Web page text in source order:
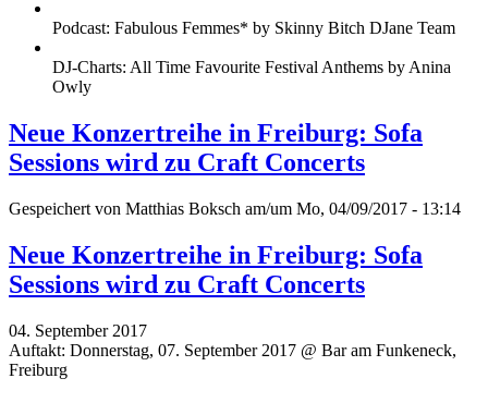
Podcast: Fabulous Femmes* by Skinny Bitch DJane Team
DJ-Charts: All Time Favourite Festival Anthems by Anina
Owly
Neue Konzertreihe in Freiburg: Sofa
Sessions wird zu Craft Concerts
Gespeichert von Matthias Boksch am/um Mo, 04/09/2017 - 13:14
Neue Konzertreihe in Freiburg: Sofa
Sessions wird zu Craft Concerts
04. September 2017
Auftakt: Donnerstag, 07. September 2017 @ Bar am Funkeneck,
Freiburg